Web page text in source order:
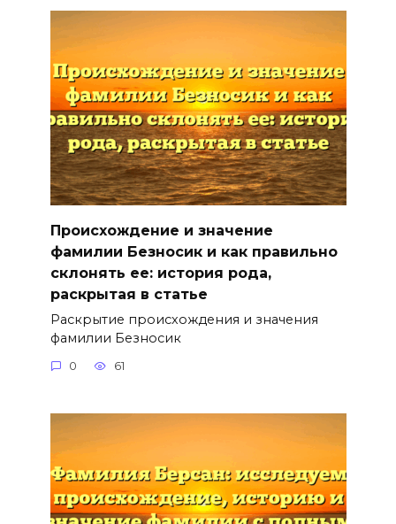
Происхождение и значение
фамилии Безносик и как правильно
склонять ее: история рода,
раскрытая в статье
Раскрытие происхождения и значения
фамилии Безносик
0 61